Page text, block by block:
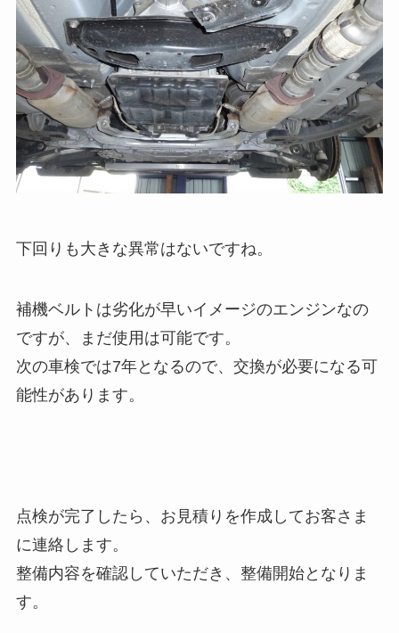
下回りも大きな異常はないですね。
補機ベルトは劣化が早いイメージのエンジンなの
ですが、まだ使用は可能です。
次の車検では7年となるので、交換が必要になる可
能性があります。
点検が完了したら、お見積りを作成してお客さま
に連絡します。
整備内容を確認していただき、整備開始となりま
す。